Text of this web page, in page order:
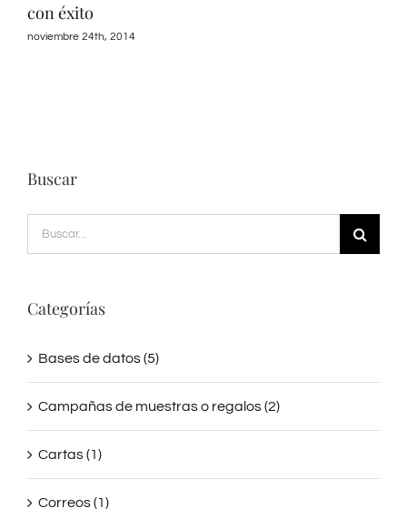
con éxito
noviembre 24th, 2014
Buscar
Buscar:
Categorías
Bases de datos (5)
Campañas de muestras o regalos (2)
Cartas (1)
Correos (1)